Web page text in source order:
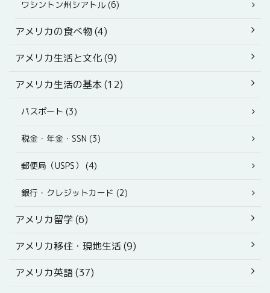
ワシントン州シアトル (6)
アメリカの食べ物 (4)
アメリカ生活と文化 (9)
アメリカ生活の基本 (12)
パスポート (3)
税金・年金・SSN (3)
郵便局（USPS） (4)
銀行・クレジットカード (2)
アメリカ留学 (6)
アメリカ移住・現地生活 (9)
アメリカ英語 (37)